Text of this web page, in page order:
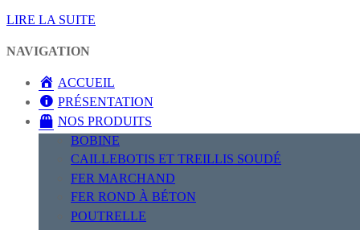
LIRE LA SUITE
NAVIGATION
ACCUEIL
PRÉSENTATION
NOS PRODUITS
BOBINE
CAILLEBOTIS ET TREILLIS SOUDÉ
FER MARCHAND
FER ROND À BÉTON
POUTRELLE